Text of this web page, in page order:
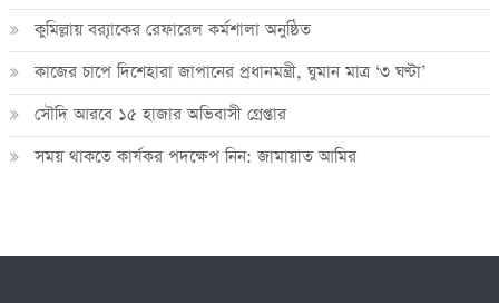
কুমিল্লায় ব্র‍্যাকের রেফারেল কর্মশালা অনুষ্ঠিত
কাজের চাপে দিশেহারা জাপানের প্রধানমন্ত্রী, ঘুমান মাত্র ‘৩ ঘণ্টা’
সৌদি আরবে ১৫ হাজার অভিবাসী গ্রেপ্তার
সময় থাকতে কার্যকর পদক্ষেপ নিন: জামায়াত আমির